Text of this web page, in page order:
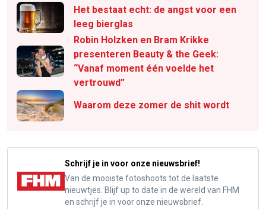
Het bestaat echt: de angst voor een
leeg bierglas
Robin Holzken en Bram Krikke
presenteren Beauty & the Geek:
“Vanaf moment één voelde het
vertrouwd”
Waarom deze zomer de shit wordt
Schrijf je in voor onze nieuwsbrief!
Van de mooiste fotoshoots tot de laatste
nieuwtjes. Blijf up to date in de wereld van FHM
en schrijf je in voor onze nieuwsbrief.